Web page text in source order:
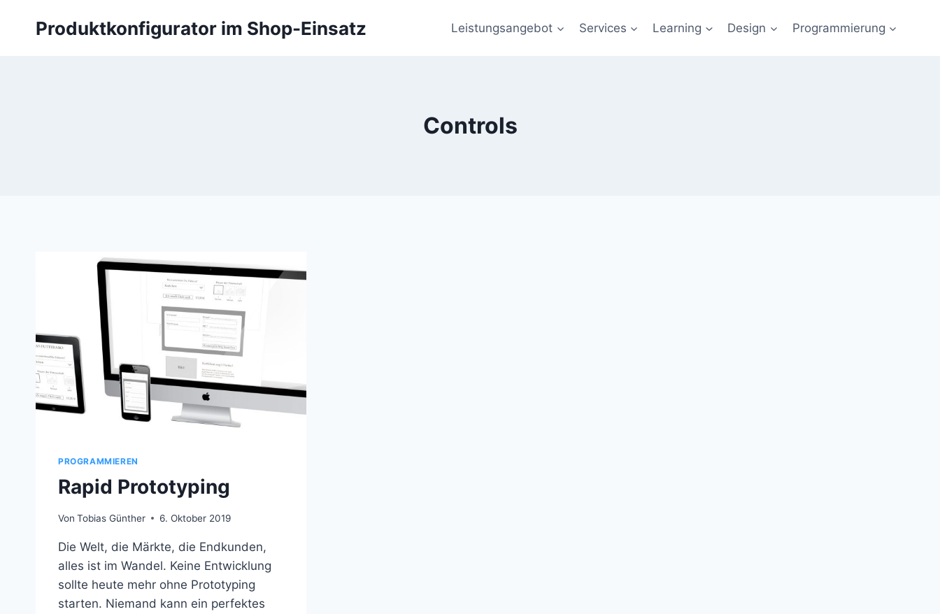
Produktkonfigurator im Shop-Einsatz Leistungsangebot Services Learning Design Programmierung
Controls
PROGRAMMIEREN
Rapid Prototyping
Von Tobias Günther 6. Oktober 2019
Die Welt, die Märkte, die Endkunden,
alles ist im Wandel. Keine Entwicklung
sollte heute mehr ohne Prototyping
starten. Niemand kann ein perfektes